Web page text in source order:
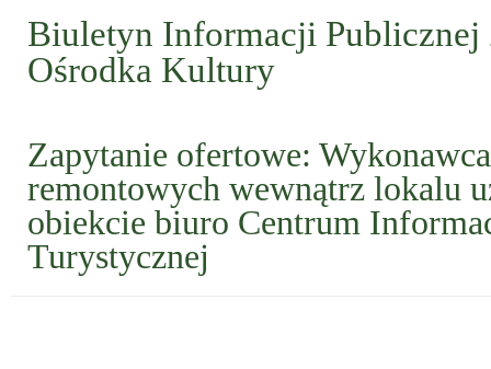
Biuletyn Informacji Publicznej
Ośrodka Kultury
Zapytanie ofertowe:
remontowych wewnątrz lokalu
obiekcie biuro Centrum
Turystycznej